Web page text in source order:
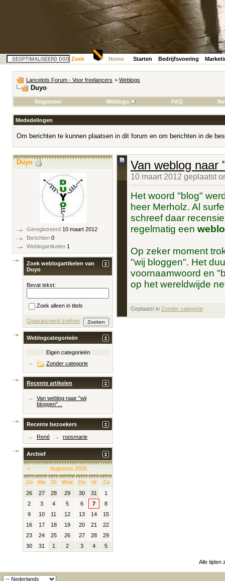
Zoek Home Starten Bedrijfsvoering
Lancelots Forum - Voor freelancers > Weblogs
Duyo
Registreer Weblogs FAQ
Mededelingen
Om berichten te kunnen plaatsen in dit forum en om berichten in de
Van weblog naar
10 maart 2012 geplaatst
Het woord "blog"
heer Merholz. Al
schreef daar
regelmatig een
Op zeker moment
"wij bloggen". Het
voornaamwoord en
op het wereldwijde
Geplaatst in Zonder categorie
Duyo
Geregistreerd 10 maart 2012
Berichten 0
Weblogartikelen 1
Zoek weblogartikelen van
Duyo
Bevat tekst:
Zoek alleen in titels
Geavanceerd zoeken
Weblogcategorieën
Eigen categorieën
Zonder categorie
Recente artikelen
Van weblog naar "wij
bloggen"...
Recente bezoekers
René roosmarie
Archief
< Augustus 2026
Zo Ma Di Woe Do Vr
Za
26
27 28 29 30 31
1
2
3 4 5 6 7
8
9
10 11 12 13 14
15
16
17 18 19 20 21
22
23
24 25 26 27 28
29
30
31 1 2 3 4 5
Alle tijden